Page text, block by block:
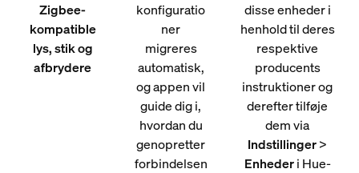
Zigbee-
kompatible
lys, stik og
afbrydere
konfiguratio
ner
migreres
automatisk,
og appen vil
guide dig i,
hvordan du
genopretter
forbindelsen
disse enheder i
henhold til deres
respektive
producents
instruktioner og
derefter tilføje
dem via
Indstillinger>
Enhederi Hue-